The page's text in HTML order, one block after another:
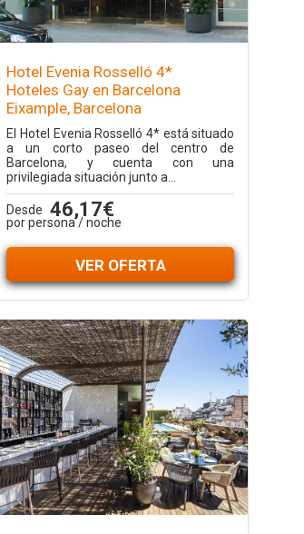
Hotel Evenia Rosselló 4*
Hoteles Gay en Barcelona
Eixample, Barcelona
El Hotel Evenia Rosselló 4* está situado
a un corto paseo del centro de
Barcelona, y cuenta con una
privilegiada situación junto a...
Desde 46,17€
por persona / noche
VER OFERTA